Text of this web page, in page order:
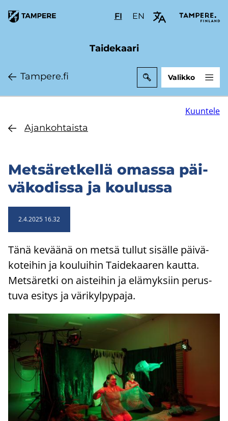
Hyppää
pääsisältöön
FIValitse
suomi
ENSelect
English
Taidekaari
Tam­pe­re.fi Valikko
Ajan­koh­tais­ta
Kuuntele
Met­sä­ret­kel­lä omas­sa päi­
vä­ko­dis­sa ja kou­lus­sa
2.4.2025 16.32
Tänä ke­vää­nä on metsä tul­lut si­säl­le päi­vä­
ko­tei­hin ja kou­lui­hin Tai­de­kaa­ren kaut­ta.
Met­sä­ret­ki on ais­tei­hin ja elä­myk­siin pe­rus­
tu­va esi­tys ja vä­ri­kyl­py­pa­ja.